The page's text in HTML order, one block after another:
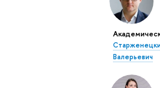
Валерьевич